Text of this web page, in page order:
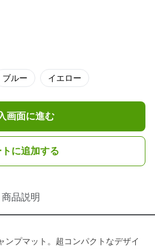
ブルー イエロー
画面に進む
トに追加する
商品説明
ンプマット。超コンパクトなデザイ